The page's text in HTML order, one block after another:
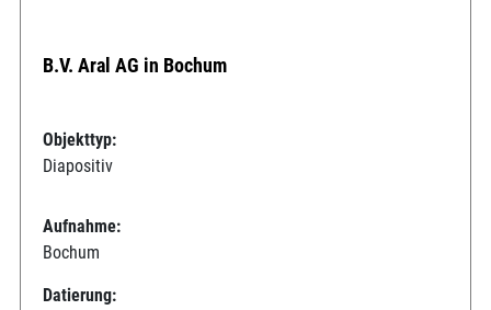
B.V. Aral AG in Bochum
Objekttyp:
Diapositiv
Aufnahme:
Bochum
Datierung: